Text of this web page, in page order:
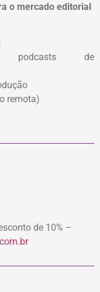
o mercado editorial
de
remota)
de 10% –